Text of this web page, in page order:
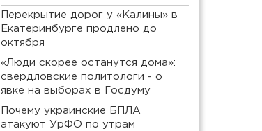
Перекрытие дорог у «Калины» в
Екатеринбурге продлено до
октября
«Люди скорее останутся дома»:
свердловские политологи - о
явке на выборах в Госдуму
Почему украинские БПЛА
атакуют УрФО по утрам